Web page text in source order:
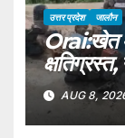
उत्तर प्रदेश जालौन
Orai:खेत में
क्षतिग्रस्त,
पर सख्त
Field
AUG 8,